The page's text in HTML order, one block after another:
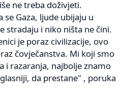
ne treba doživjeti.
Gaza, ljude ubijaju u
stradaju i niko ništa ne čini.
je poraz civilizacije, ovo
čovječanstva. Mi koji smo
i razaranja, najbolje znamo
da prestane" , poruka